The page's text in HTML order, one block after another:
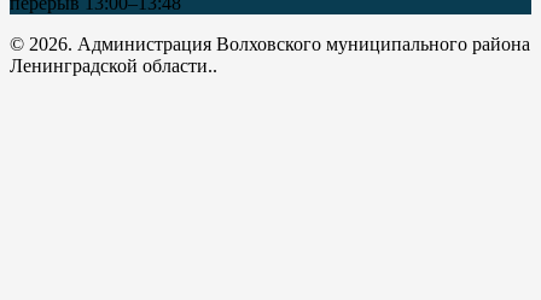
© 2026. Администрация Волховского муниципального района
Ленинградской области..